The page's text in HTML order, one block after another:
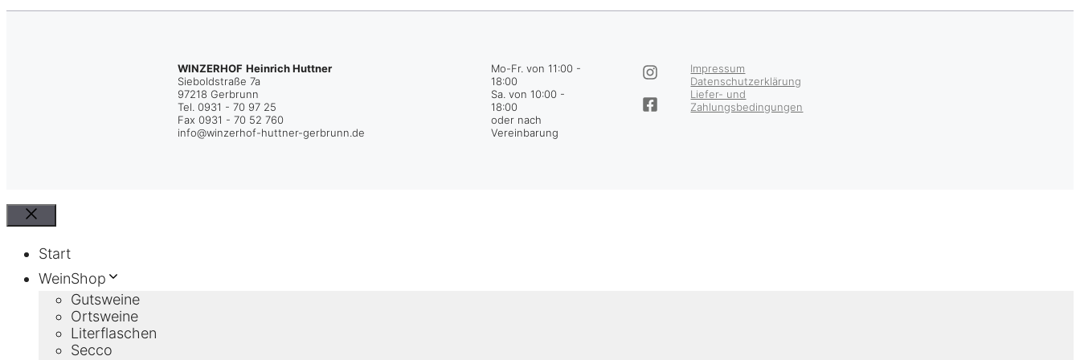
WINZERHOF Heinrich Huttner
Sieboldstraße 7a
97218 Gerbrunn
Tel. 0931 - 70 97 25
Fax 0931 - 70 52 760
info@winzerhof-huttner-gerbrunn.de
Mo-Fr. von 11:00 -
18:00
Sa. von 10:00 -
18:00
oder nach
Vereinbarung
Impressum
Datenschutzerklärung
Liefer- und
Zahlungsbedingungen
Schließen
Start
WeinShop
Gutsweine
Ortsweine
Literflaschen
Secco